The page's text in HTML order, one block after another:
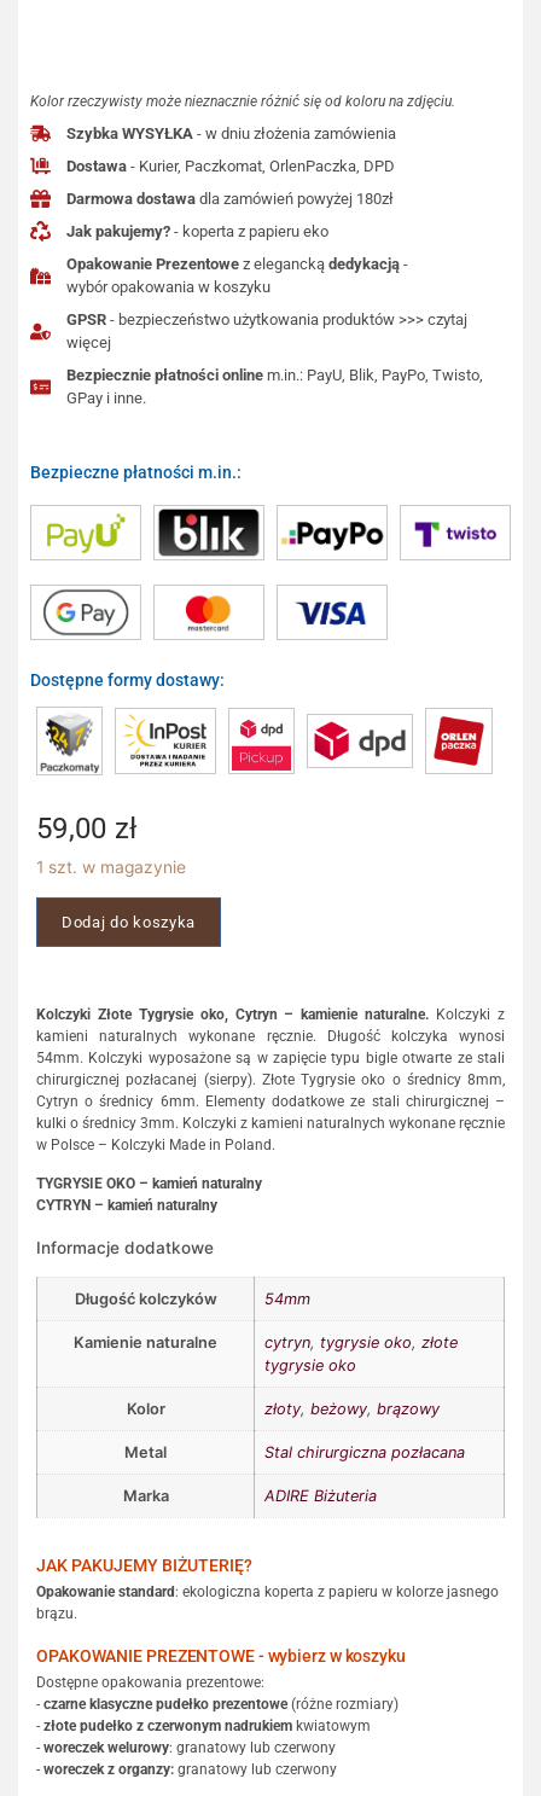
Kolor rzeczywisty może nieznacznie różnić się od koloru na zdjęciu.
Szybka WYSYŁKA - w dniu złożenia zamówienia
Dostawa - Kurier, Paczkomat, OrlenPaczka, DPD
Darmowa dostawa dla zamówień powyżej 180zł
Jak pakujemy? - koperta z papieru eko
Opakowanie Prezentowe z eleganckądedykacją -
wybór opakowania w koszyku
GPSR - bezpieczeństwo użytkowania produktów >>> czytaj
więcej
Bezpiecznie płatności online m.in.: PayU, Blik, PayPo, Twisto,
GPay i inne.
Bezpieczne płatności m.in.:
Dostępne formy dostawy:
59,00 zł
1 szt. w magazynie
Dodaj do koszyka
Kolczyki Złote Tygrysie oko, Cytryn – kamienie naturalne. Kolczyki z
kamieni naturalnych wykonane ręcznie. Długość kolczyka wynosi
54mm. Kolczyki wyposażone są w zapięcie typu bigle otwarte ze stali
chirurgicznej pozłacanej (sierpy). Złote Tygrysie oko o średnicy 8mm,
Cytryn o średnicy 6mm. Elementy dodatkowe ze stali chirurgicznej –
kulki o średnicy 3mm. Kolczyki z kamieni naturalnych wykonane ręcznie
w Polsce – Kolczyki Made in Poland.
TYGRYSIE OKO – kamień naturalny
CYTRYN – kamień naturalny
Informacje dodatkowe
Długość kolczyków 54mm
Kamienie naturalne cytryn, tygrysie oko, złote
tygrysie oko
Kolor złoty, beżowy, brązowy
Metal Stal chirurgiczna pozłacana
Marka ADIRE Biżuteria
JAK PAKUJEMY BIŻUTERIĘ?
Opakowanie standard: ekologiczna koperta z papieru w kolorze jasnego
brązu.
OPAKOWANIE PREZENTOWE - wybierz w koszyku
Dostępne opakowania prezentowe:
- czarne klasyczne pudełko prezentowe(różne rozmiary)
- złote pudełko z czerwonym nadrukiem kwiatowym
- woreczek welurowy: granatowy lub czerwony
- woreczek z organzy: granatowy lub czerwony